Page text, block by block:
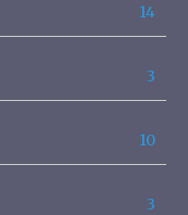
14
3
10
3